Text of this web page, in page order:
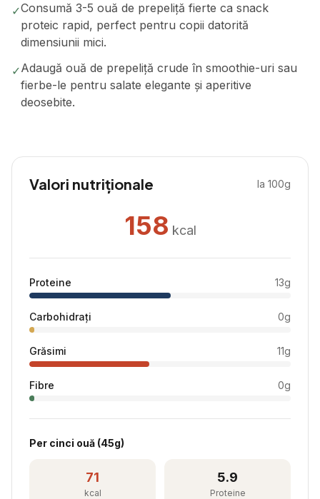
✓Consumă 3-5 ouă de prepeliță fierte ca snack
proteic rapid, perfect pentru copii datorită
dimensiunii mici.
✓Adaugă ouă de prepeliță crude în smoothie-uri sau
fierbe-le pentru salate elegante și aperitive
deosebite.
Valori nutriționale la 100g
158 kcal
Proteine 13g
Carbohidrați 0g
Grăsimi 11g
Fibre 0g
Per cinci ouă (45g)
71
kcal
5.9
Proteine